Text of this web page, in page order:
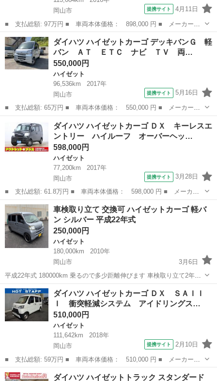
岡山市
提携サイト 4月11日
■ 支払総額: 97万円 ■ 車両本体価格： 898,000 円 ■ メーカー
名： ダイハツ ■ 車種名： ハイゼットトラック ■ グレード
名： 移動販売車 ■ 排気量： 660cc ■ ドア枚数： 2D ■ ミッ
ション...
岡山 岡山市 ハイゼット
ダイハツ ハイゼットカーゴ デッキバンＧ 軽
バン ＡＴ ＥＴＣ ナビ ＴＶ 両…
550,000円
ハイゼット
96,536km
2017年
岡山市
提携サイト 5月16日
■ 支払総額: 65万円 ■ 車両本体価格： 550,000 円 ■ メーカー
名： ダイハツ ■ 車種名： ハイゼットカーゴ ■ グレード名：
デッキバンＧ 軽バン ＡＴ ＥＴＣ ナビ ＴＶ 両側スライドド
ア エアコン パ...
ハイゼット
ダイハツ ハイゼットカーゴ ＤＸ キーレスエ
ントリー ハイルーフ オーバーヘッ…
598,000円
ハイゼット
77,200km
2017年
岡山市
提携サイト 3月28日
■ 支払総額: 61.8万円 ■ 車両本体価格： 598,000 円 ■ メーカー
名： ダイハツ ■ 車種名： ハイゼットカーゴ ■ グレード名：
ＤＸ キーレスエントリー ハイルーフ オーバーヘッドコンソー
ル ＥＴＣ ■...
岡山 岡山市 ハイゼット
車検取り立て 交換可 ハイゼットカーゴ 軽バ
ン シルバー 平成22年式
250,000円
ハイゼット
180,000km
2010年
岡山市
3月6日
平成22年式 180000km 乗るので多少距離伸びます 車検取り立て2年付
き 面白そうな車なら交換もあり オルタネーター リビルド品に交換 バ
ッテリー新品 ヘッド オイルガスケット交換 予備 純正鉄チン 新品タイ
ヤ4本...
岡山 岡山市 ハイゼット ハイゼットカーゴ
ダイハツ ハイゼットカーゴ ＤＸ ＳＡＩＩ
Ｉ 衝突軽減システム アイドリングス…
510,000円
ハイゼット
111,642km
2018年
岡山市
提携サイト 2月10日
■ 支払総額: 59万円 ■ 車両本体価格： 510,000 円 ■ メーカー
名： ダイハツ ■ 車種名： ハイゼットカーゴ ■ グレード名：
ＤＸ ＳＡＩＩＩ 衝突軽減システム アイドリングストップ ＥＴ
岡山 岡山市 ハイゼット
ダイハツ ハイゼットトラック スタンダード